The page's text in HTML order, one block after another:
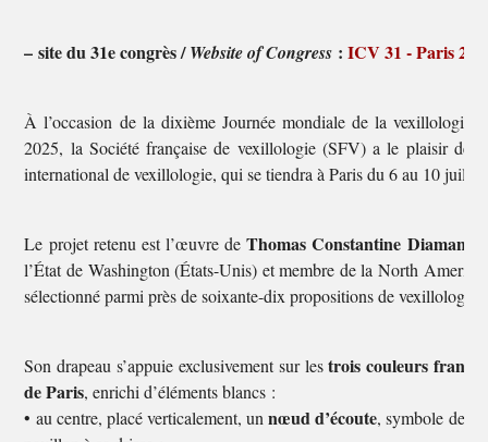
– site du 31e congrès /Website of Congress :ICV 31 - Paris
À l’occasion de la dixième Journée mondiale de la vexillologie,
2025, la Société française de vexillologie (SFV) a le plaisir de
international de vexillologie, qui se tiendra à Paris du 6 au 10 juillet
Le projet retenu est l’œuvre deThomas Constantine
l’État de Washington (États-Unis) et membre de la North
sélectionné parmi près de soixante-dix propositions de
Son drapeau s’appuie exclusivement sur lestrois couleurs
de Paris, enrichi d’éléments blancs :
• au centre, placé verticalement, unnœud d’écoute, symbole de la